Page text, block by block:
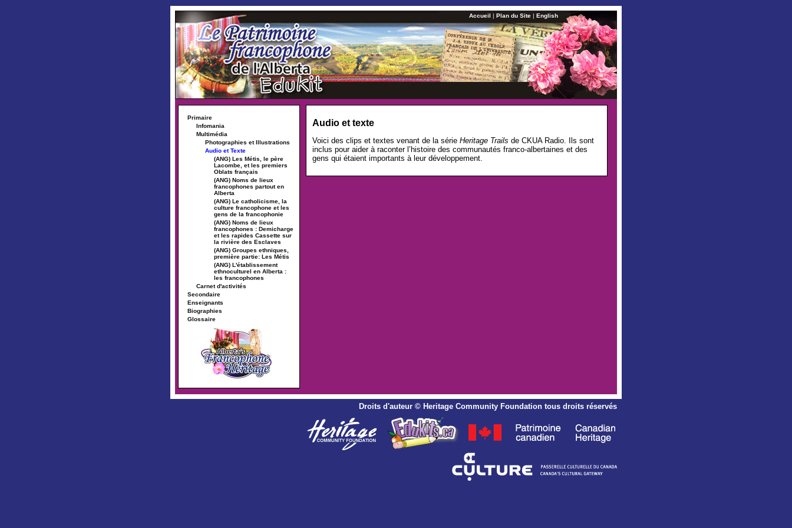
Accueil | Plan du Site | English
Primaire
Infomania
Multimédia
Photographies et Illustrations
Audio et Texte
(ANG) Les Métis, le père
Lacombe, et les premiers
Oblats français
(ANG) Noms de lieux
francophones partout en
Alberta
(ANG) Le catholicisme, la
culture francophone et les
gens de la francophonie
(ANG) Noms de lieux
francophones : Demicharge
et les rapides Cassette sur
la rivière des Esclaves
(ANG) Groupes ethniques,
première partie: Les Métis
(ANG) L'établissement
ethnoculturel en Alberta :
les francophones
Carnet d'activités
Secondaire
Enseignants
Biographies
Glossaire
Audio et texte
Voici des clips et textes venant de la série Heritage Trails de CKUA Radio. Ils sont
inclus pour aider à raconter l’histoire des communautés franco-albertaines et des
gens qui étaient importants à leur développement.
Droits d'auteur © Heritage Community Foundation tous droits réservés